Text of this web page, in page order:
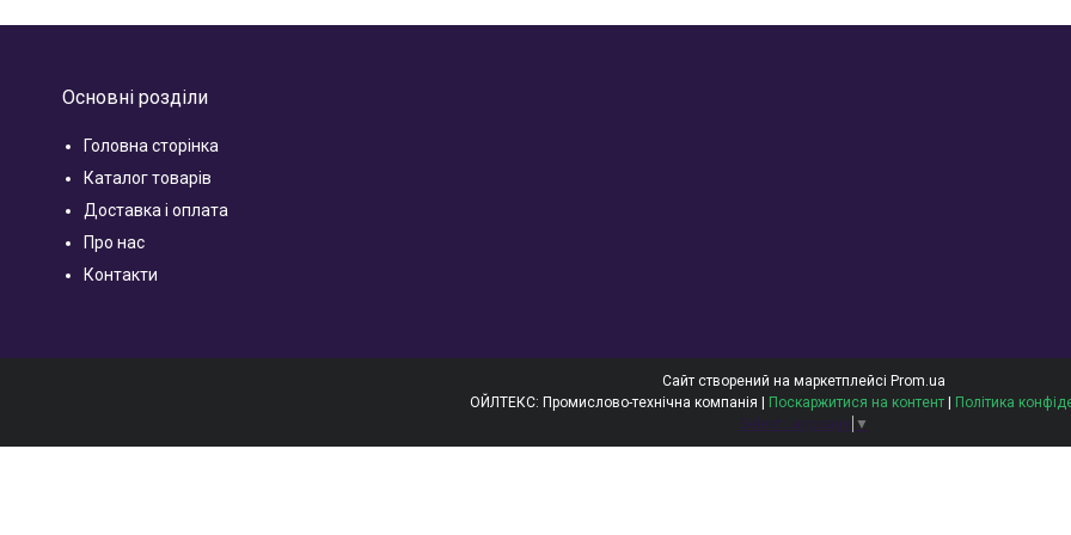
Основні розділи
Головна сторінка
Каталог товарів
Доставка і оплата
Про нас
Контакти
Сайт створений на маркетплейсі Prom.ua
ОЙЛТЕКС: Промислово-технічна компанія | Поскаржитися на контент | Політика
Select Language ▼